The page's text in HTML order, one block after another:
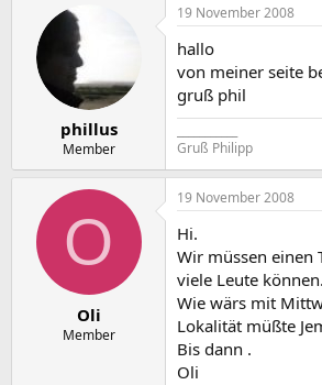
phillus
Member
19 November 2008
hallo
von meiner seite
gruß phil
Gruß Philipp
O
Oli
Member
19 November 2008
Hi.
Wir müssen einen
viele Leute können.
Wie wärs mit
Lokalität müßte
Bis dann .
Oli